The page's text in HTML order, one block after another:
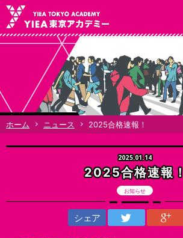
ホーム ニュース 2025合格速報！
2025.01.14
2025合格速報！
お知らせ
シェア